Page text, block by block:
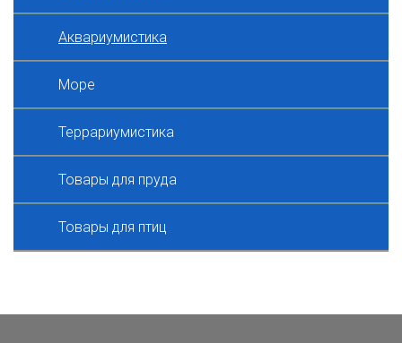
Аквариумистика
Море
Террариумистика
Товары для пруда
Товары для птиц